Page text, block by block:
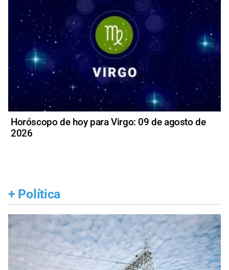
Horóscopo de hoy para Virgo: 09 de agosto de
2026
+ Política